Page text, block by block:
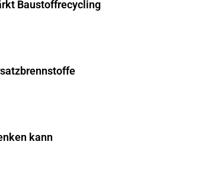
Baustoffrecycling
kann